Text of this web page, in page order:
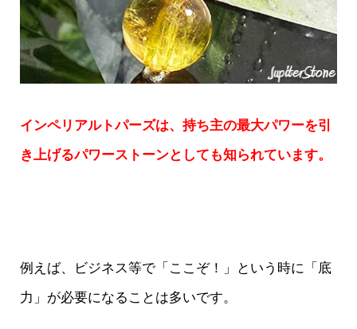
インペリアルトパーズは、持ち主の最大パワーを引
き上げるパワーストーンとしても知られています。
例えば、ビジネス等で「ここぞ！」という時に「底
力」が必要になることは多いです。